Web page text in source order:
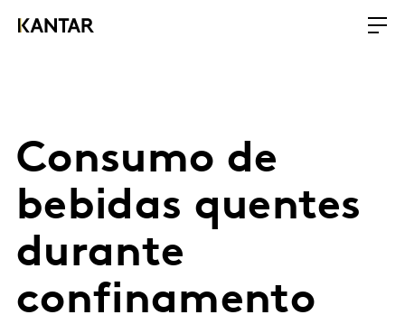
Consumo de
bebidas quentes
durante
confinamento